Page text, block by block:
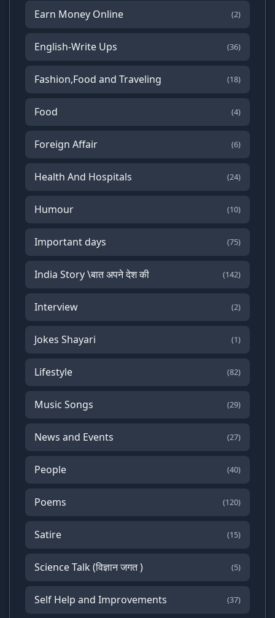
Earn Money Online (2)
English-Write Ups (36)
Fashion,Food and Traveling (18)
Food (4)
Foreign Affair (6)
Health And Hospitals (24)
Humour (10)
Important days (75)
India Story \बात अपने देश की (142)
Interview (2)
Jokes Shayari (1)
Lifestyle (82)
Music Songs (29)
News and Events (27)
People (40)
Poems (120)
Satire (15)
Science Talk (विज्ञान जगत ) (5)
Self Help and Improvements (37)